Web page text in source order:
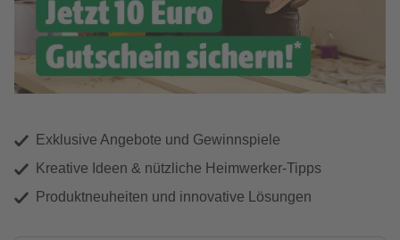
Exklusive Angebote und Gewinnspiele
Kreative Ideen & nützliche Heimwerker-Tipps
Produktneuheiten und innovative Lösungen